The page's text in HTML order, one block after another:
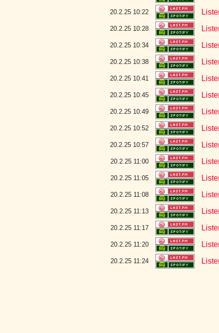
20.2.25 10:22
20.2.25 10:28
20.2.25 10:34
20.2.25 10:38
20.2.25 10:41
20.2.25 10:45
20.2.25 10:49
20.2.25 10:52
20.2.25 10:57
20.2.25 11:00
20.2.25 11:05
20.2.25 11:08
20.2.25 11:13
20.2.25 11:17
20.2.25 11:20
20.2.25 11:24